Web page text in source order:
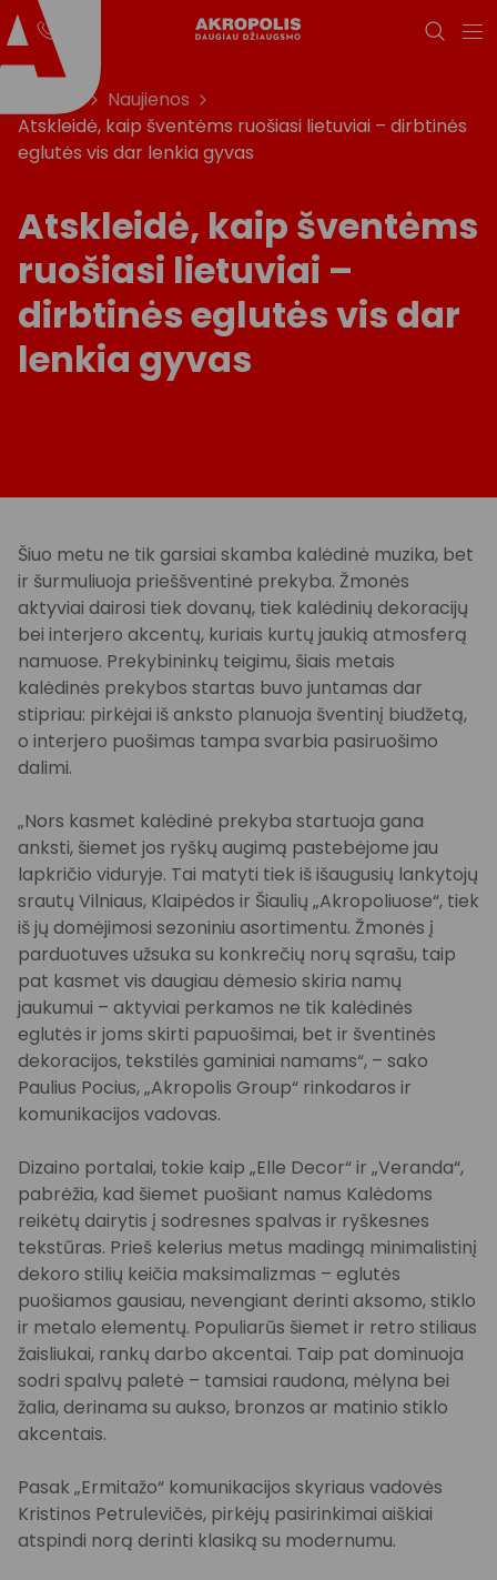
Naujienos
Atskleidė, kaip šventėms ruošiasi lietuviai – dirbtinės
eglutės vis dar lenkia gyvas
Atskleidė, kaip šventėms
ruošiasi lietuviai –
dirbtinės eglutės vis dar
lenkia gyvas
Šiuo metu ne tik garsiai skamba kalėdinė muzika, bet
ir šurmuliuoja prieššventinė prekyba. Žmonės
aktyviai dairosi tiek dovanų, tiek kalėdinių dekoracijų
bei interjero akcentų, kuriais kurtų jaukią atmosferą
namuose. Prekybininkų teigimu, šiais metais
kalėdinės prekybos startas buvo juntamas dar
stipriau: pirkėjai iš anksto planuoja šventinį biudžetą,
o interjero puošimas tampa svarbia pasiruošimo
dalimi.
„Nors kasmet kalėdinė prekyba startuoja gana
anksti, šiemet jos ryškų augimą pastebėjome jau
lapkričio viduryje. Tai matyti tiek iš išaugusių lankytojų
srautų Vilniaus, Klaipėdos ir Šiaulių „Akropoliuose“, tiek
iš jų domėjimosi sezoniniu asortimentu. Žmonės į
parduotuves užsuka su konkrečių norų sąrašu, taip
pat kasmet vis daugiau dėmesio skiria namų
jaukumui – aktyviai perkamos ne tik kalėdinės
eglutės ir joms skirti papuošimai, bet ir šventinės
dekoracijos, tekstilės gaminiai namams“, – sako
Paulius Pocius, „Akropolis Group“ rinkodaros ir
komunikacijos vadovas.
Dizaino portalai, tokie kaip „Elle Decor“ ir „Veranda“,
pabrėžia, kad šiemet puošiant namus Kalėdoms
reikėtų dairytis į sodresnes spalvas ir ryškesnes
tekstūras. Prieš kelerius metus madingą minimalistinį
dekoro stilių keičia maksimalizmas – eglutės
puošiamos gausiau, nevengiant derinti aksomo, stiklo
ir metalo elementų. Populiarūs šiemet ir retro stiliaus
žaisliukai, rankų darbo akcentai. Taip pat dominuoja
sodri spalvų paletė – tamsiai raudona, mėlyna bei
žalia, derinama su aukso, bronzos ar matinio stiklo
akcentais.
Pasak „Ermitažo“ komunikacijos skyriaus vadovės
Kristinos Petrulevičės, pirkėjų pasirinkimai aiškiai
atspindi norą derinti klasiką su modernumu.